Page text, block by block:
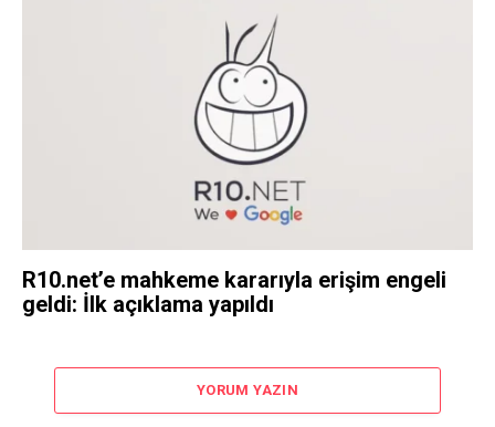
R10.net’e mahkeme kararıyla erişim engeli
geldi: İlk açıklama yapıldı
YORUM YAZIN